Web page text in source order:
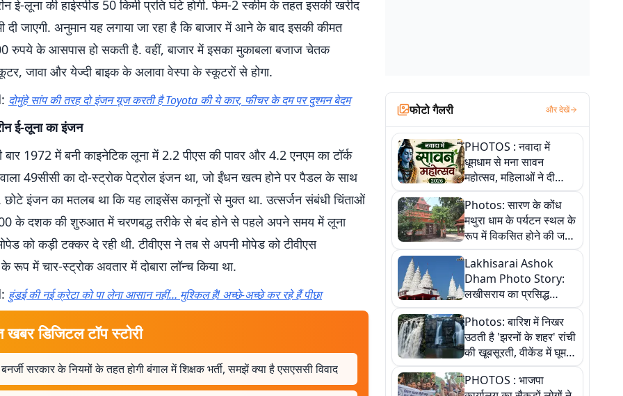
ई-लूना की हाईस्पीड 50 किमी प्रति घंटे होगी. फेम-2 स्कीम के तहत इसकी खरीद
दी जाएगी. अनुमान यह लगाया जा रहा है कि बाजार में आने के बाद इसकी कीमत
रुपये के आसपास हो सकती है. वहीं, बाजार में इसका मुकाबला बजाज चेतक
जावा और येज्दी बाइक के अलावा वेस्पा के स्कूटरों से होगा.
दोमुंहे सांप की तरह दो इंजन यूज करती है Toyota की ये कार, फीचर के दम पर दुश्मन बेदम
ई-लूना का इंजन
बार 1972 में बनी काइनेटिक लूना में 2.2 पीएस की पावर और 4.2 एनएम का टॉर्क
49सीसी का दो-स्ट्रोक पेट्रोल इंजन था, जो ईंधन खत्म होने पर पैडल के साथ
इंजन का मतलब था कि यह लाइसेंस कानूनों से मुक्त था. उत्सर्जन संबंधी चिंताओं
के दशक की शुरुआत में चरणबद्ध तरीके से बंद होने से पहले अपने समय में लूना
को कड़ी टक्कर दे रही थी. टीवीएस ने तब से अपनी मोपेड को टीवीएस
में चार-स्ट्रोक अवतार में दोबारा लॉन्च किया था.
हुंडई की नई क्रेटा को पा लेना आसान नहीं… मुश्किल है! अच्छे-अच्छे कर रहे हैं पीछा
खबर डिजिटल टॉप स्टोरी
सरकार के नियमों के तहत होगी बंगाल में शिक्षक भर्ती, समझें क्या है एसएससी विवाद
फोटो गैलरी और देखें
PHOTOS : नवादा में
धूमधाम से मना सावन
महोत्सव, महिलाओं ने दी
सांस्कृतिक प्रस्तुतियां
Photos: सारण के कोंध
मथुरा धाम के पर्यटन स्थल के
रूप में विकसित होने की जगी
आस, 9 तस्वीरों में देखें पूरी
कहानी
Lakhisarai Ashok
Dham Photo Story:
लखीसराय का प्रसिद्ध
अशोक धाम—आस्था,
श्रृंगार, अनुष्ठान और
अलौकिक संध्या आरती के
विहंगम दृश्य
Photos: बारिश में निखर
उठती है 'झरनों के शहर' रांची
की खूबसूरती, वीकेंड में घूम
आएं ये 5 वादियां
PHOTOS : भाजपा